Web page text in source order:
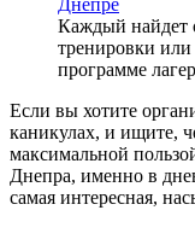
Каждый найдет
тренировки или
программе
Если вы хотите
каникулах, и ищите,
максимальной
Днепра, именно в
самая интересная,